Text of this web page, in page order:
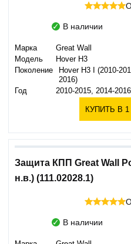
В наличии
Марка
Great Wall
Модель
Hover H3
Поколение
Hover H3 I (2010-
2016)
Год
2010-2015, 2014-2016
КУПИТЬ В
Защита КПП Great Wall
н.в.) (111.02028.1)
В наличии